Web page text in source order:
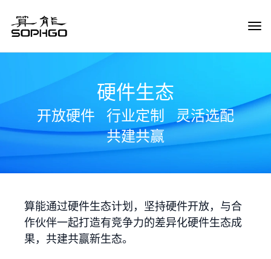
硬件生态
开放硬件 行业定制
灵活选配
共建共赢
算能通过硬件生态计划，坚持硬件开放，与合
作伙伴一起打造有竞争力的差异化硬件生态成
果，共建共赢新生态。